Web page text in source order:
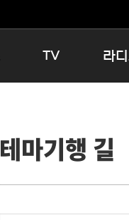
TV
인생내컷
테마기행 길
시청자 FLEX
라
16:00
우리 고
테마기행 길